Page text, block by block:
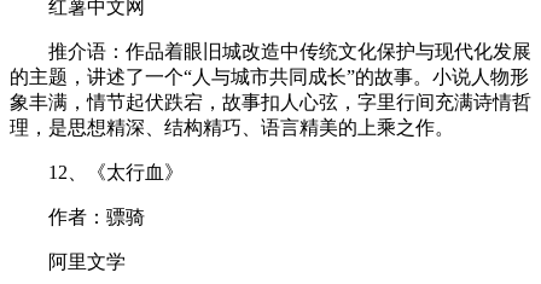
红薯中文网
推介语：作品着眼旧城改造中传统文化保护与现代化发展
的主题，讲述了一个“人与城市共同成长”的故事。小说人物形
象丰满，情节起伏跌宕，故事扣人心弦，字里行间充满诗情哲
理，是思想精深、结构精巧、语言精美的上乘之作。
12、《太行血》
作者：骠骑
阿里文学